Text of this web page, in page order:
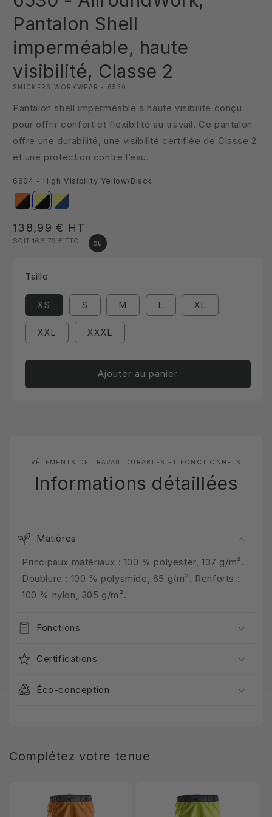
1
dans
une
modale
Pantalon Shell
imperméable, haute
visibilité, Classe 2
SNICKERS WORKWEAR - 6530
Pantalon shell imperméable à haute visibilité conçu
pour offrir confort et flexibilité au travail. Ce pantalon
offre une durabilité, une visibilité certifiée de Classe 2
et une protection contre l’eau.
6604 - High Visibility Yellow\Black
Prix
habituel
138,99 € HT
SOIT 166,79 € TTC
Taille
XS S M L XL
XXL XXXL
Ajouter au panier
VÊTEMENTS DE TRAVAIL DURABLES ET FONCTIONNELS
Informations détaillées
Matières
Principaux matériaux : 100 % polyester, 137 g/m².
Doublure : 100 % polyamide, 65 g/m². Renforts :
100 % nylon, 305 g/m².
Fonctions
Certifications
Éco-conception
Complétez votre tenue